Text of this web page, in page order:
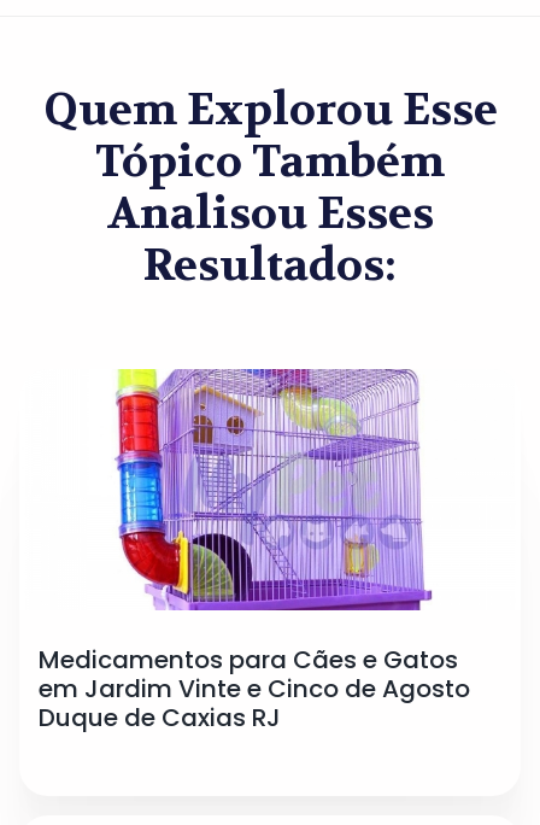
Quem Explorou Esse
Tópico Também
Analisou Esses
Resultados:
Medicamentos para Cães e Gatos
em Jardim Vinte e Cinco de Agosto
Duque de Caxias RJ